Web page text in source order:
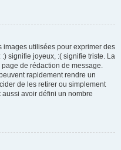
images utilisées pour exprimer des
signifie joyeux, :( signifie triste. La
de rédaction de message.
rapidement rendre un
de les retirer ou simplement
aussi avoir défini un nombre